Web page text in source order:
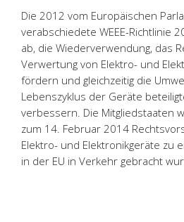
Die 2012 vom Europäischen
verabschiedete WEEE-Richtlinie
ab, die Wiederverwendung, das
Verwertung von Elektro- und
fördern und gleichzeitig die
Lebenszyklus der Geräte
verbessern. Die Mitgliedstaaten
zum 14. Februar 2014
Elektro- und Elektronikgeräte zu
in der EU in Verkehr gebracht